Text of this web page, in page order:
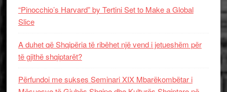
“Pinocchio’s Harvard” by Tertini Set to Make a Global
Slice
A duhet që Shqipëria të ribëhet një vend i jetueshëm për
të gjithë shqiptarët?
Përfundoi me sukses Seminari XIX Mbarëkombëtar i